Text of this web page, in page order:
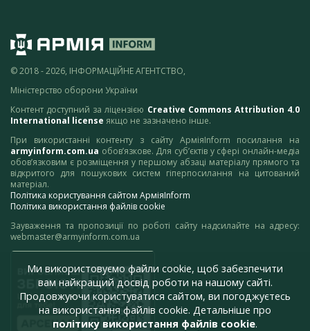
© 2018 - 2026, ІНФОРМАЦІЙНЕ АГЕНТСТВО,
Міністерство оборони України
Контент доступний за ліцензією Creative Commons Attribution 4.0
International license якщо не зазначено інше.
При використанні контенту з сайту АрміяInform посилання на
armyinform.com.ua обов’язкове. Для суб’єктів у сфері онлайн-медіа
обов’язковим є розміщення у першому абзаці матеріалу прямого та
відкритого для пошукових систем гіперпосилання на цитований
матеріал.
Політика користування сайтом АрміяInform
Політика використання файлів cookie
Зауваження та пропозиції по роботі сайту надсилайте на адресу:
webmaster@armyinform.com.ua
Ми використовуємо файли cookie, щоб забезпечити
вам найкращий досвід роботи на нашому сайті.
Продовжуючи користуватися сайтом, ви погоджуєтесь
на використання файлів cookie. Детальніше про
політику використання файлів cookie.